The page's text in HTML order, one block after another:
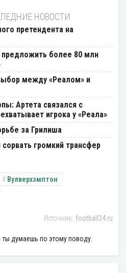
НОВОСТИ
претендента на
предложить более 80 млн
между «Реалом» и
Артета связался с
игрока у «Реала»
за Грилиша
громкий трансфер
Вулверхэмптон
football24.ru
думаешь по этому поводу.